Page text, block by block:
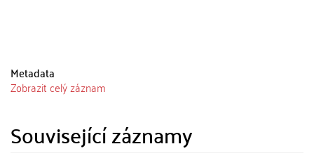
Metadata
Zobrazit celý záznam
Související záznamy